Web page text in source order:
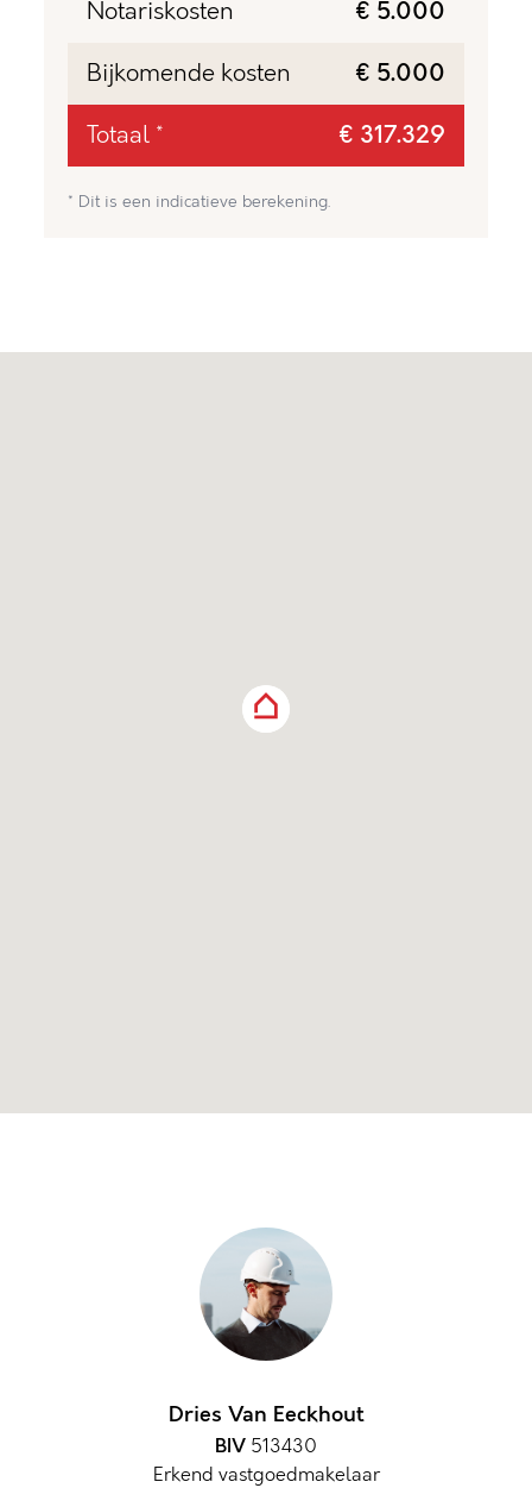
Notariskosten
€ 5.000
Bijkomende kosten
€ 5.000
Totaal *
€ 317.329
* Dit is een indicatieve berekening.
Dries Van Eeckhout
BIV 513430
Erkend vastgoedmakelaar